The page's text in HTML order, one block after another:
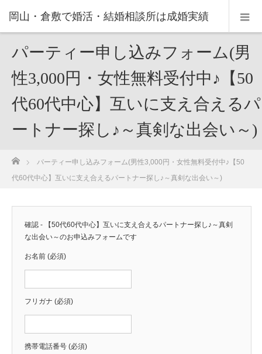
岡山・倉敷で婚活・結婚相談所は成婚実績
の豊富なNPO法人・和(なごみ)へ。
パーティー申し込みフォーム(男
性3,000円・女性無料受付中♪【50
代60代中心】互いに支え合えるパ
ートナー探し♪～真剣な出会い～)
パーティー申し込みフォーム(男性3,000円・女性無料受付中♪【50
代60代中心】互いに支え合えるパートナー探し♪～真剣な出会い～)
確認 - 【50代60代中心】互いに支え合えるパートナー探し♪～真剣
な出会い～のお申込みフォームです
お名前 (必須)
フリガナ (必須)
携帯電話番号 (必須)